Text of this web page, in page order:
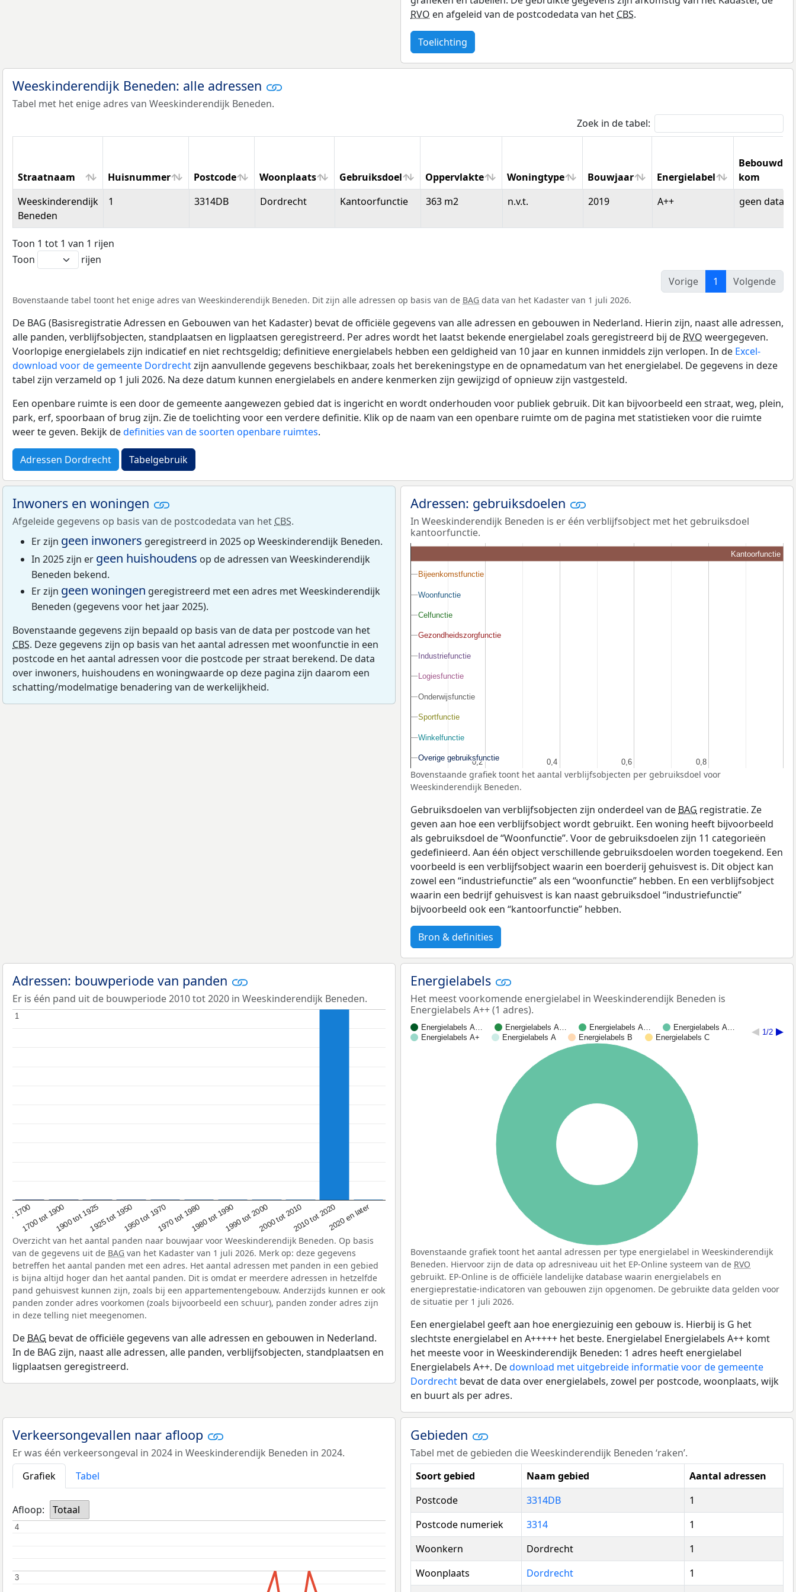
RVO en afgeleid van de postcodedata van het CBS.
Toelichting
Weeskinderendijk Beneden: alle adressen
Tabel met het enige adres van Weeskinderendijk Beneden.
Zoek in de tabel:
Straatnaam Huisnummer Postcode Woonplaats Gebruiksdoel Oppervlakte Woningtype Bouwjaar Energielabel
Bebouwde
kom
Straatnaam
Huisnummer Postcode Woonplaats Gebruiksdoel Oppervlakte Woningtype Bouwjaar Energielabel
Bebouwde
kom
Weeskinderendijk
Beneden
1 3314DB Dordrecht Kantoorfunctie 363 m2 n.v.t. 2019 A++ geen data
Toon 1 tot 1 van 1 rijen
Toon
rijen
Vorige
1 Volgende
Bovenstaande tabel toont het enige adres van Weeskinderendijk Beneden. Dit zijn alle adressen op basis van de BAG data van het Kadaster van 1 juli 2026.
De BAG (Basisregistratie Adressen en Gebouwen van het Kadaster) bevat de officiële gegevens van alle adressen en gebouwen in Nederland. Hierin zijn, naast alle adressen,
alle panden, verblijfsobjecten, standplaatsen en ligplaatsen geregistreerd. Per adres wordt het laatst bekende energielabel zoals geregistreerd bij de RVO weergegeven.
Voorlopige energielabels zijn indicatief en niet rechtsgeldig; definitieve energielabels hebben een geldigheid van 10 jaar en kunnen inmiddels zijn verlopen. In de Excel-
download voor de gemeente Dordrechtzijn aanvullende gegevens beschikbaar, zoals het berekeningstype en de opnamedatum van het energielabel. De gegevens in deze
tabel zijn verzameld op 1 juli 2026. Na deze datum kunnen energielabels en andere kenmerken zijn gewijzigd of opnieuw zijn vastgesteld.
Een openbare ruimte is een door de gemeente aangewezen gebied dat is ingericht en wordt onderhouden voor publiek gebruik. Dit kan bijvoorbeeld een straat, weg, plein,
park, erf, spoorbaan of brug zijn. Zie de toelichting voor een verdere definitie. Klik op de naam van een openbare ruimte om de pagina met statistieken voor die ruimte
weer te geven. Bekijk dedefinities van de soorten openbare ruimtes.
Adressen Dordrecht Tabelgebruik
Inwoners en woningen
Afgeleide gegevens op basis van de postcodedata van het CBS.
Er zijn geen inwoners geregistreerd in 2025 op Weeskinderendijk Beneden.
In 2025 zijn er geen huishoudens op de adressen van Weeskinderendijk
Beneden bekend.
Er zijn geen woningen geregistreerd met een adres met Weeskinderendijk
Beneden (gegevens voor het jaar 2025).
Bovenstaande gegevens zijn bepaald op basis van de data per postcode van het
CBS. Deze gegevens zijn op basis van het aantal adressen met woonfunctie in een
postcode en het aantal adressen voor die postcode per straat berekend. De data
over inwoners, huishoudens en woningwaarde op deze pagina zijn daarom een
schatting/modelmatige benadering van de werkelijkheid.
Adressen: gebruiksdoelen
In Weeskinderendijk Beneden is er één verblijfsobject met het gebruiksdoel
kantoorfunctie.
0,2
0,2 0,4
0,4 0,6
0,6 0,8
0,8
Kantoorfunctie
Bijeenkomstfunctie
Bijeenkomstfunctie
Woonfunctie
Woonfunctie
Celfunctie
Celfunctie
Gezondheidszorgfunctie
Gezondheidszorgfunctie
Industriefunctie
Industriefunctie
Logiesfunctie
Logiesfunctie
Onderwijsfunctie
Onderwijsfunctie
Sportfunctie
Sportfunctie
Winkelfunctie
Winkelfunctie
Overige gebruiksfunctie
Overige gebruiksfunctie
Bovenstaande grafiek toont het aantal verblijfsobjecten per gebruiksdoel voor
Weeskinderendijk Beneden.
Gebruiksdoelen van verblijfsobjecten zijn onderdeel van de BAG registratie. Ze
geven aan hoe een verblijfsobject wordt gebruikt. Een woning heeft bijvoorbeeld
als gebruiksdoel de “Woonfunctie”. Voor de gebruiksdoelen zijn 11 categorieën
gedefinieerd. Aan één object verschillende gebruiksdoelen worden toegekend. Een
voorbeeld is een verblijfsobject waarin een boerderij gehuisvest is. Dit object kan
zowel een “industriefunctie” als een “woonfunctie” hebben. En een verblijfsobject
waarin een bedrijf gehuisvest is kan naast gebruiksdoel “industriefunctie”
bijvoorbeeld ook een “kantoorfunctie” hebben.
Bron & definities
Adressen: bouwperiode van panden
Er is één pand uit de bouwperiode 2010 tot 2020 in Weeskinderendijk Beneden.
1700
1700 tot 19001900 tot 19251925 tot 19501950 tot 19701970 tot 19801980 tot 19901990 tot 20002000 tot 20102010 tot 20202020 en later
11
Overzicht van het aantal panden naar bouwjaar voor Weeskinderendijk Beneden. Op basis
van de gegevens uit de BAG van het Kadaster van 1 juli 2026. Merk op: deze gegevens
betreffen het aantal panden met een adres. Het aantal adressen met panden in een gebied
is bijna altijd hoger dan het aantal panden. Dit is omdat er meerdere adressen in hetzelfde
pand gehuisvest kunnen zijn, zoals bij een appartementengebouw. Anderzijds kunnen er ook
panden zonder adres voorkomen (zoals bijvoorbeeld een schuur), panden zonder adres zijn
in deze telling niet meegenomen.
De BAG bevat de officiële gegevens van alle adressen en gebouwen in Nederland.
In de BAG zijn, naast alle adressen, alle panden, verblijfsobjecten, standplaatsen en
ligplaatsen geregistreerd.
Energielabels
Het meest voorkomende energielabel in Weeskinderendijk Beneden is
Energielabels A++ (1 adres).
Energielabels A… Energielabels A… Energielabels A…
Energielabels A…
Energielabels A+
Energielabels A Energielabels B Energielabels C
1/2
Bovenstaande grafiek toont het aantal adressen per type energielabel in Weeskinderendijk
Beneden. Hiervoor zijn de data op adresniveau uit het EP-Online systeem van de RVO
gebruikt. EP-Online is de officiële landelijke database waarin energielabels en
energieprestatie-indicatoren van gebouwen zijn opgenomen. De gebruikte data gelden voor
de situatie per 1 juli 2026.
Een energielabel geeft aan hoe energiezuinig een gebouw is. Hierbij is G het
slechtste energielabel en A+++++ het beste. Energielabel Energielabels A++ komt
het meeste voor in Weeskinderendijk Beneden: 1 adres heeft energielabel
Energielabels A++. Dedownload met uitgebreide informatie voor de gemeente
Dordrecht bevat de data over energielabels, zowel per postcode, woonplaats, wijk
en buurt als per adres.
Verkeersongevallen naar afloop
Er was één verkeersongeval in 2024 in Weeskinderendijk Beneden in 2024.
Grafiek
Tabel
Afloop: Totaal
3
3
4
4
Gebieden
Tabel met de gebieden die Weeskinderendijk Beneden ‘raken’.
Soort gebied
Naam gebied
Aantal adressen
Postcode
3314DB
1
Postcode numeriek
3314
1
Woonkern
Dordrecht
1
Woonplaats
Dordrecht
1